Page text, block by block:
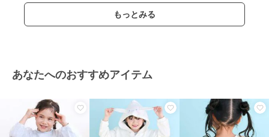
もっとみる
あなたへのおすすめアイテム